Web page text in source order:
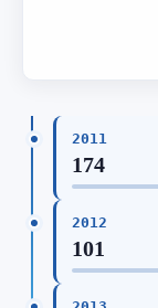
2011
174
2012
101